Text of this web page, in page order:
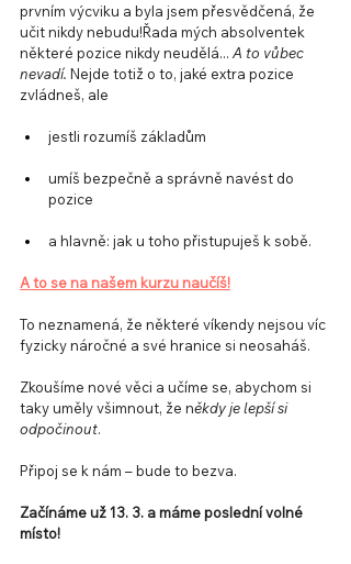
prvním výcviku a byla jsem přesvědčená, že
učit nikdy nebudu!Řada mých absolventek
některé pozice nikdy neudělá... A to vůbec
nevadí. Nejde totiž o to, jaké extra pozice
zvládneš, ale
jestli rozumíš základům
umíš bezpečně a správně navést do
pozice
a hlavně: jak u toho přistupuješ k sobě.
A to se na našem kurzu naučíš!
To neznamená, že některé víkendy nejsou víc
fyzicky náročné a své hranice si neosaháš.
Zkoušíme nové věci a učíme se, abychom si
taky uměly všimnout, že někdy je lepší si
odpočinout.
Připoj se k nám – bude to bezva.
Začínáme už 13. 3. a máme poslední volné
místo!